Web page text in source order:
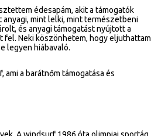
édesapám, akit a támogatók
anyagi, mint lelki, mint természetbeni
és anyagi támogatást nyújtott a
Neki köszönhetem, hogy eljuthattam
legyen hiábavaló.
a barátnőm támogatása és